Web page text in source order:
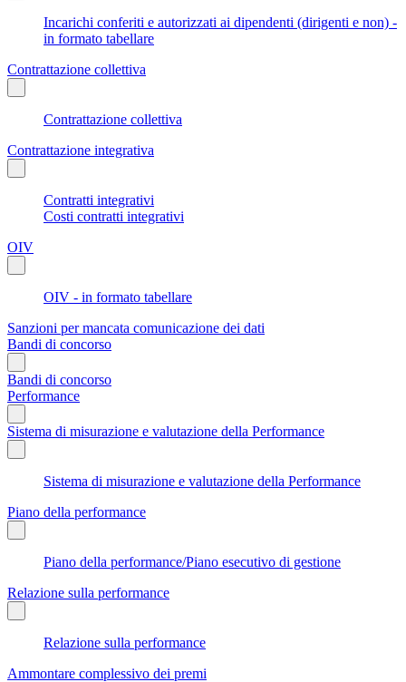
Incarichi conferiti e autorizzati ai dipendenti (dirigenti e non) -
in formato tabellare
Contrattazione collettiva
Contrattazione collettiva
Contrattazione integrativa
Contratti integrativi
Costi contratti integrativi
OIV
OIV - in formato tabellare
Sanzioni per mancata comunicazione dei dati
Bandi di concorso
Bandi di concorso
Performance
Sistema di misurazione e valutazione della Performance
Sistema di misurazione e valutazione della Performance
Piano della performance
Piano della performance/Piano esecutivo di gestione
Relazione sulla performance
Relazione sulla performance
Ammontare complessivo dei premi